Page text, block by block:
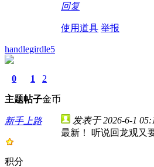
回复
使用道具 举报
handlegirdle5
0
主题
1
帖子
2
金币
新手上路
积分
发表于 2026-6-1
最新！ 听说回龙观又